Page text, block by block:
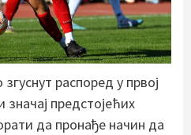
распоред у првој
предстојећих
да пронађе начин да